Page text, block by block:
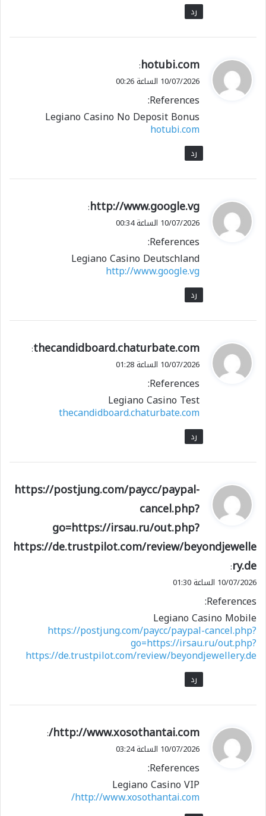
رد
ي
ق
ل
hotubi.com
:
10/07/2026 الساعة 00:26
References:
Legiano Casino No Deposit Bonus
hotubi.com
رد
ي
ق
ل
http://www.google.vg
:
10/07/2026 الساعة 00:34
References:
Legiano Casino Deutschland
http://www.google.vg
رد
ي
ق
ل
thecandidboard.chaturbate.com
:
10/07/2026 الساعة 01:28
References:
Legiano Casino Test
thecandidboard.chaturbate.com
رد
ي
ق
و
ل
https://postjung.com/paycc/paypal-
cancel.php?
go=https://irsau.ru/out.php?
https://de.trustpilot.com/review/beyondjewelle
ry.de
:
10/07/2026 الساعة 01:30
References:
Legiano Casino Mobile
https://postjung.com/paycc/paypal-cancel.php?
go=https://irsau.ru/out.php?
https://de.trustpilot.com/review/beyondjewellery.de
رد
ي
ق
ل
http://www.xosothantai.com/
:
10/07/2026 الساعة 03:24
References:
Legiano Casino VIP
http://www.xosothantai.com/